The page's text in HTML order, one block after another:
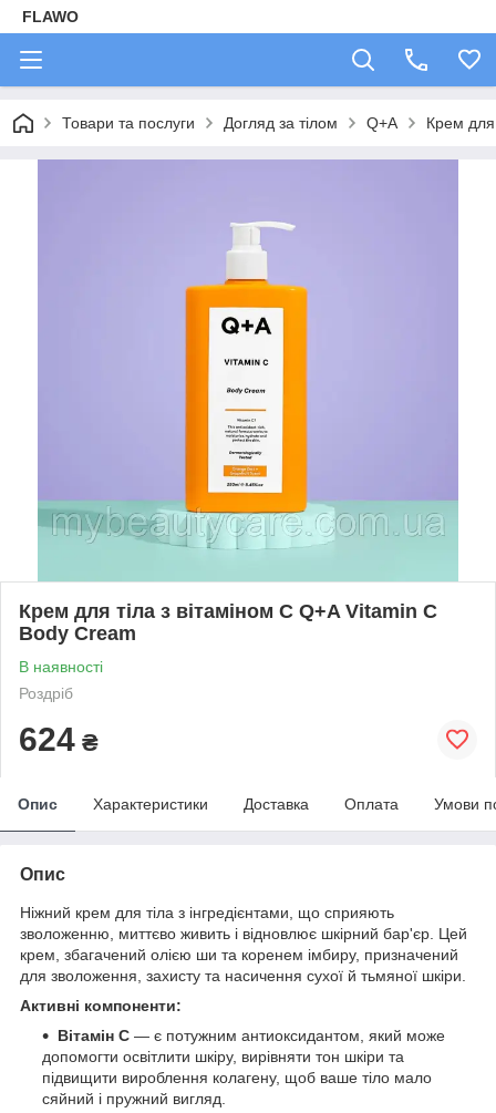
FLAWO
Товари та послуги Догляд за тілом Q+A Крем для
Крем для тіла з вітаміном C Q+A Vitamin C
Body Cream
В наявності
Роздріб
624 ₴
Опис Характеристики Доставка Оплата Умови
Опис
Ніжний крем для тіла з інгредієнтами, що сприяють
зволоженню, миттєво живить і відновлює шкірний бар'єр. Цей
крем, збагачений олією ши та коренем імбиру, призначений
для зволоження, захисту та насичення сухої й тьмяної шкіри.
Активні компоненти:
Вітамін С — є потужним антиоксидантом, який може
допомогти освітлити шкіру, вирівняти тон шкіри та
підвищити вироблення колагену, щоб ваше тіло мало
сяйний і пружний вигляд.